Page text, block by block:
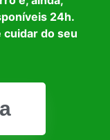
24h.
cuidar do seu